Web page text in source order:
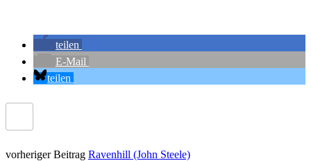
teilen
E-Mail
teilen
vorheriger Beitrag Ravenhill (John Steele)